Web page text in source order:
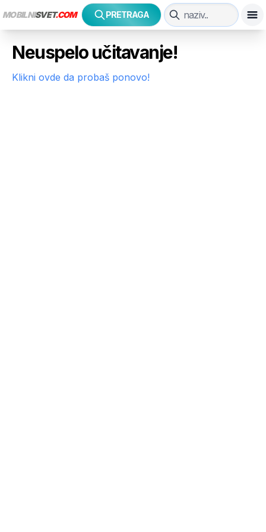
MOBILNISVET.COM PRETRAGA
Neuspelo učitavanje!
Klikni ovde da probaš ponovo!